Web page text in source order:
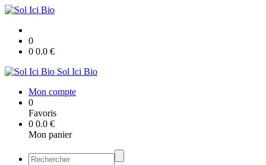
0
0 0.0 €
Sol Ici Bio
Mon compte
0
Favoris
0 0.0 €
Mon panier